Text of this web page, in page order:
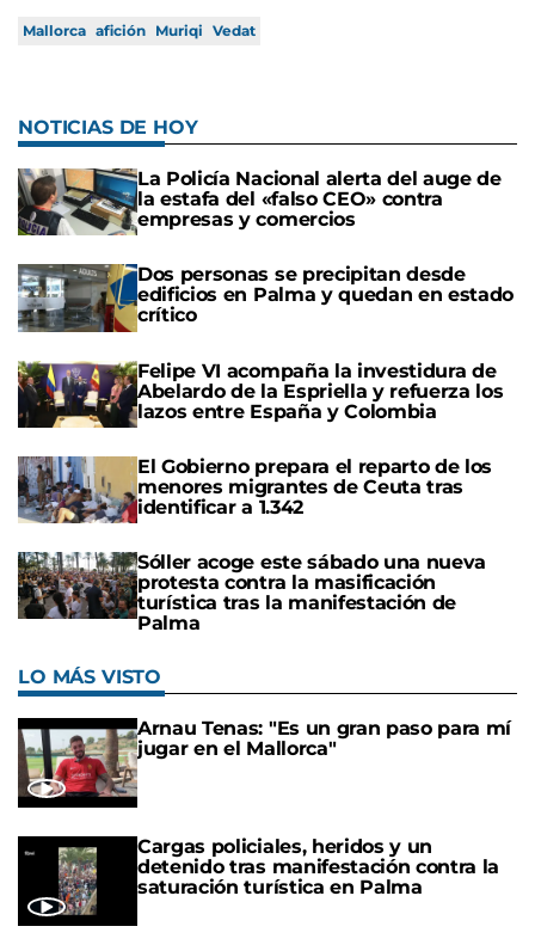
Mallorca afición Muriqi Vedat
NOTICIAS DE HOY
La Policía Nacional alerta del auge de
la estafa del «falso CEO» contra
empresas y comercios
Dos personas se precipitan desde
edificios en Palma y quedan en estado
crítico
Felipe VI acompaña la investidura de
Abelardo de la Espriella y refuerza los
lazos entre España y Colombia
El Gobierno prepara el reparto de los
menores migrantes de Ceuta tras
identificar a 1.342
Sóller acoge este sábado una nueva
protesta contra la masificación
turística tras la manifestación de
Palma
LO MÁS VISTO
Arnau Tenas: "Es un gran paso para mí
jugar en el Mallorca"
Cargas policiales, heridos y un
detenido tras manifestación contra la
saturación turística en Palma